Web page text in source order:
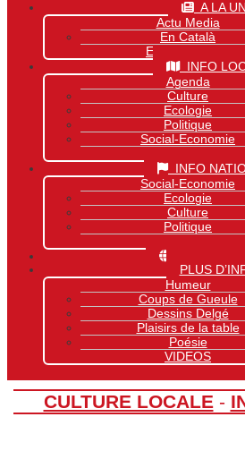
A LA
Actu Media
En Català
Exclusivité Site
INFO
Agenda
Culture
Ecologie
Politique
Social-Economie
INFO
Social-Economie
Ecologie
Culture
Politique
INFO
PLUS
Humeur
Coups de Gueule
Dessins Delgé
Plaisirs de la table
Poésie
VIDEOS
CULTURE LOCALE-